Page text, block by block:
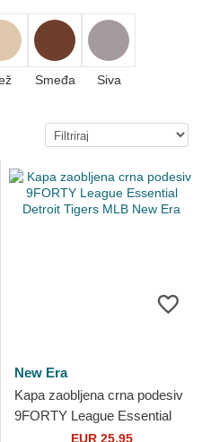
Smeđa Siva
New Era
Kapa zaobljena crna podesiv
9FORTY League Essential
Detroit Tigers MLB New Era
EUR 25,95